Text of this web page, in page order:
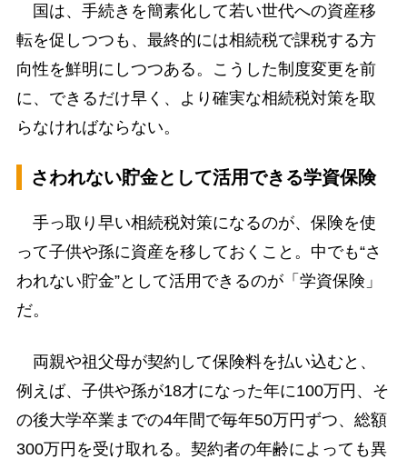
国は、手続きを簡素化して若い世代への資産移
転を促しつつも、最終的には相続税で課税する方
向性を鮮明にしつつある。こうした制度変更を前
に、できるだけ早く、より確実な相続税対策を取
らなければならない。
さわれない貯金として活用できる学資保険
手っ取り早い相続税対策になるのが、保険を使
って子供や孫に資産を移しておくこと。中でも“さ
われない貯金”として活用できるのが「学資保険」
だ。
両親や祖父母が契約して保険料を払い込むと、
例えば、子供や孫が18才になった年に100万円、そ
の後大学卒業までの4年間で毎年50万円ずつ、総額
300万円を受け取れる。契約者の年齢によっても異